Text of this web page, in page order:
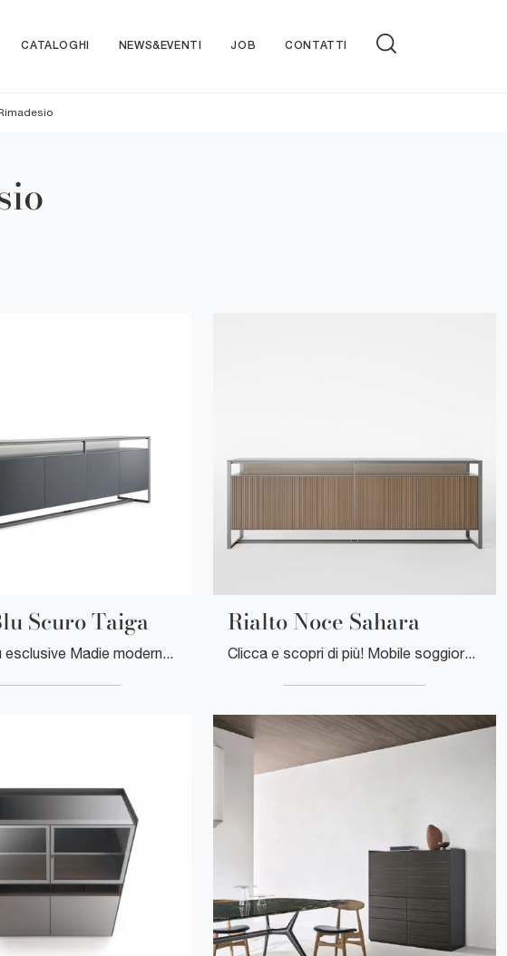
CATALOGHI NEWS&EVENTI JOB CONTATTI
Scuro Taiga
Scopri le più esclusive Madie moderne! Clicca e leggi l'articolo: madia Rialto Blu Scuro Taiga in vetro, soluzione funzionale ed esteticamente ...
Rialto Noce Sahara
Clicca e scopri di più! Mobile soggiorno Rialto Noce Sahara di Rimadesio in legno: ti aspetta per impreziosire le tue stanze moderne.